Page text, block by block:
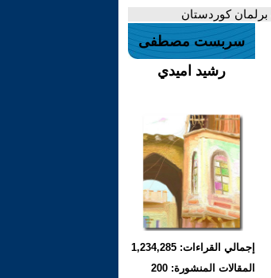
برلمان كوردستان
سربست مصطفى
رشيد اميدي
إجمالي القراءات: 1,234,285
المقالات المنشورة: 200